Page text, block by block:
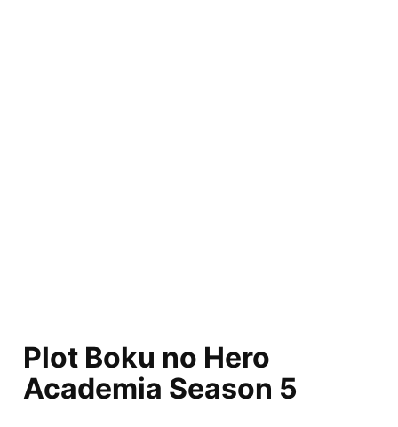
Plot Boku no Hero
Academia Season 5